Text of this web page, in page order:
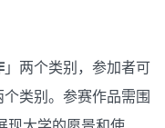
」两个类别，参加者可
类别。参赛作品需围